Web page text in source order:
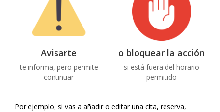
Avisarte
te informa, pero permite
continuar
o bloquear la acción
si está fuera del horario
permitido
Por ejemplo, si vas a añadir o editar una cita, reserva,